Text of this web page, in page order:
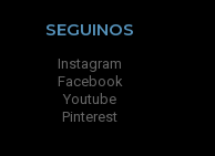
SEGUINOS
Instagram
Facebook
Youtube
Pinterest